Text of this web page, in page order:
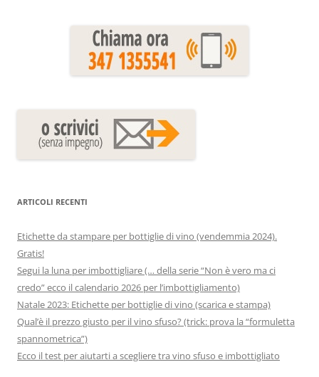
ARTICOLI RECENTI
Etichette da stampare per bottiglie di vino (vendemmia 2024).
Gratis!
Segui la luna per imbottigliare (… della serie “Non è vero ma ci
credo” ecco il calendario 2026 per l’imbottigliamento)
Natale 2023: Etichette per bottiglie di vino (scarica e stampa)
Qual’è il prezzo giusto per il vino sfuso? (trick: prova la “formuletta
spannometrica”)
Ecco il test per aiutarti a scegliere tra vino sfuso e imbottigliato